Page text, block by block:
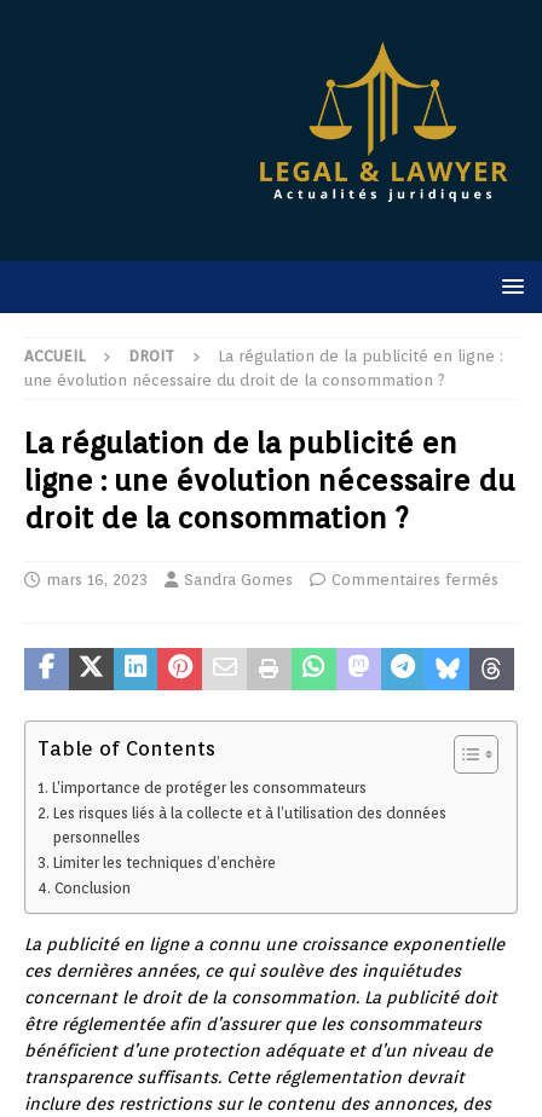
ACCUEIL DROIT
La régulation de la publicité en ligne :
une évolution nécessaire du droit de la consommation ?
La régulation de la publicité en
ligne : une évolution nécessaire du
droit de la consommation ?
mars 16, 2023 Sandra Gomes Commentaires fermés
Table of Contents
L’importance de protéger les consommateurs
Les risques liés à la collecte et à l’utilisation des données
personnelles
Limiter les techniques d’enchère
Conclusion
La publicité en ligne a connu une croissance exponentielle
ces dernières années, ce qui soulève des inquiétudes
concernant le droit de la consommation. La publicité doit
être réglementée afin d’assurer que les consommateurs
bénéficient d’une protection adéquate et d’un niveau de
transparence suffisants. Cette réglementation devrait
inclure des restrictions sur le contenu des annonces, des